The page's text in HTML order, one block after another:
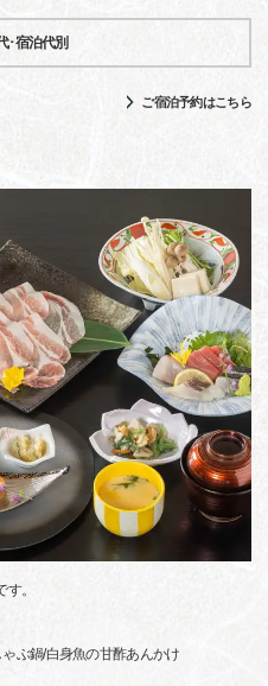
･宿泊代別
ご宿泊予約はこちら
。
ぶ鍋/白身魚の甘酢あんかけ